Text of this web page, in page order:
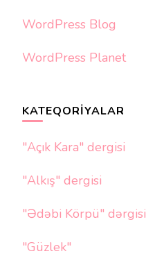
WordPress Blog
WordPress Planet
KATEQORIYALAR
"Açık Kara" dergisi
"Alkış" dergisi
"Ədəbi Körpü" dərgisi
"Güzlek"